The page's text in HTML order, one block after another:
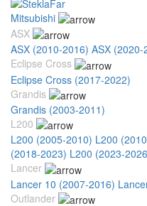
Mitsubishi
ASX
ASX (2010-2016) ASX (2020-
Eclipse Cross
Eclipse Cross (2017-2022)
Grandis
Grandis (2003-2011)
L200
L200 (2005-2010) L200
(2018-2023) L200 (2023-
Lancer
Lancer 10 (2007-2016)
Outlander